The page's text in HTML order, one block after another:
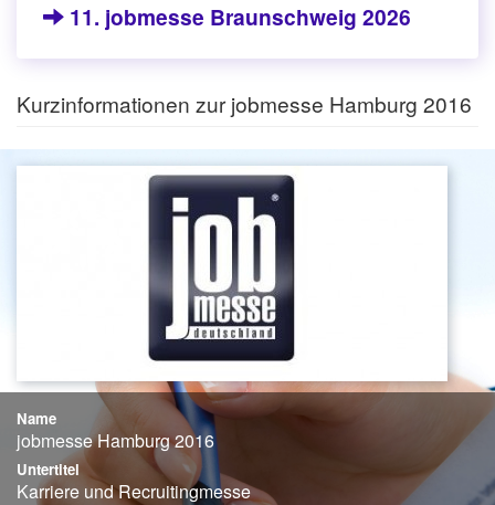
11. jobmesse Braunschweig 2026
Kurzinformationen zur jobmesse Hamburg 2016
Name
jobmesse Hamburg 2016
Untertitel
Karriere und Recruitingmesse